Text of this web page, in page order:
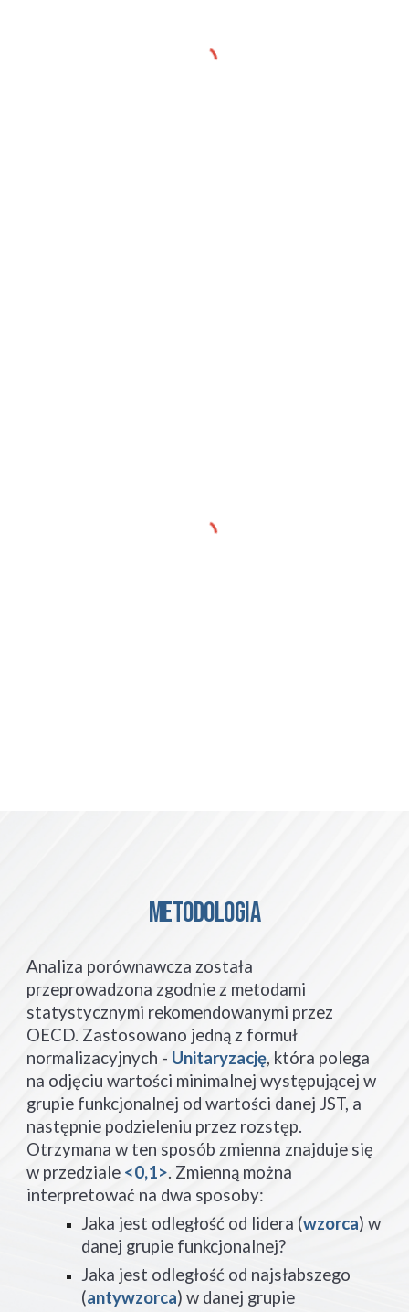
METODOLOGIA
Analiza porównawcza została
przeprowadzona zgodnie z metodami
statystycznymi rekomendowanymi przez
OECD. Zastosowano jedną z formuł
normalizacyjnych - Unitaryzację, która polega
na odjęciu wartości minimalnej występującej w
grupie funkcjonalnej od wartości danej JST, a
następnie podzieleniu przez rozstęp.
Otrzymana w ten sposób zmienna znajduje się
w przedziale <0,1>. Zmienną można
interpretować na dwa sposoby:
Jaka jest odległość od lidera (wzorca) w
danej grupie funkcjonalnej?
Jaka jest odległość od najsłabszego
(antywzorca) w danej grupie